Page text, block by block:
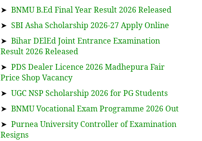
➤ BNMU B.Ed Final Year Result 2026 Released
➤ SBI Asha Scholarship 2026-27 Apply Online
➤ Bihar DElEd Joint Entrance Examination
Result 2026 Released
➤ PDS Dealer Licence 2026 Madhepura Fair
Price Shop Vacancy
➤ UGC NSP Scholarship 2026 for PG Students
➤ BNMU Vocational Exam Programme 2026 Out
➤ Purnea University Controller of Examination
Resigns